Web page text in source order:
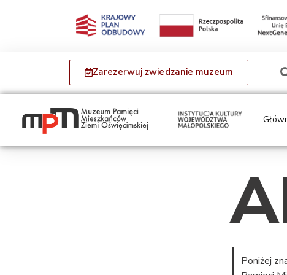
Zarezerwuj zwiedzanie muzeum
Poniżej